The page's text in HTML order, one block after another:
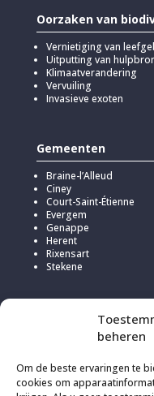
beheren
Om de beste ervaringen te
cookies om
Oorzaken van
Vernietiging van
Uitputting van
Klimaatverandering
Vervuiling
Invasieve exoten
Gemeenten
Braine-l’Alleud
Ciney
Court-Saint-Étienne
Evergem
Genappe
Herent
Rixensart
Stekene